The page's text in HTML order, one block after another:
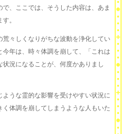
、ここでは、そうした内容は、あま
。
々しくなりがちな波動を浄化してい
年は、時々体調を崩して、「これは
況になることが、何度かありまし
うな霊的な影響を受けやすい状況に
体調を崩してしまうような人もいた